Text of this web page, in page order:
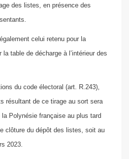
des listes, en présence des
celui retenu pour la
table de décharge à l’intérieur des
du code électoral (art. R.243),
résultant de ce tirage au sort sera
Polynésie française au plus tard
clôture du dépôt des listes, soit au
2023.